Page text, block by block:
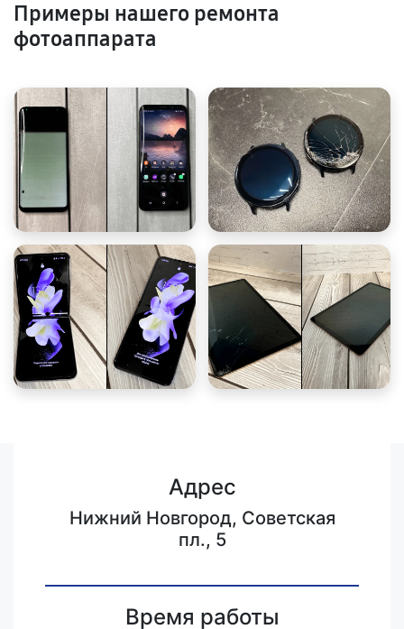
Примеры нашего ремонта
фотоаппарата
Адрес
Нижний Новгород, Советская
пл., 5
Время работы